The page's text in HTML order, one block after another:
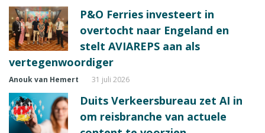
P&O Ferries investeert in
overtocht naar Engeland en
stelt AVIAREPS aan als
vertegenwoordiger
Anouk van Hemert 31 juli 2026
Duits Verkeersbureau zet AI in
om reisbranche van actuele